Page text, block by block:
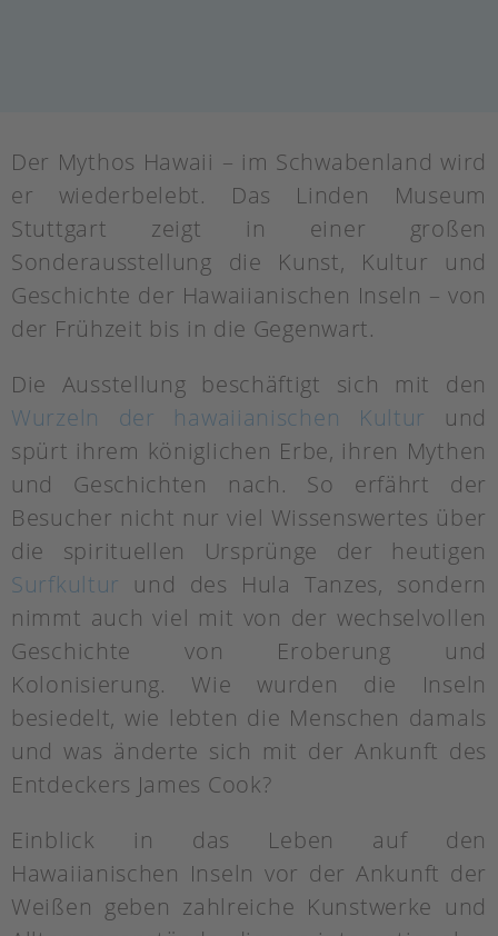
Der Mythos Hawaii – im Schwabenland wird
er wiederbelebt. Das Linden Museum
Stuttgart zeigt in einer großen
Sonderausstellung die Kunst, Kultur und
Geschichte der Hawaiianischen Inseln – von
der Frühzeit bis in die Gegenwart.
Die Ausstellung beschäftigt sich mit den
Wurzeln der hawaiianischen Kultur und
spürt ihrem königlichen Erbe, ihren Mythen
und Geschichten nach. So erfährt der
Besucher nicht nur viel Wissenswertes über
die spirituellen Ursprünge der heutigen
Surfkultur und des Hula Tanzes, sondern
nimmt auch viel mit von der wechselvollen
Geschichte von Eroberung und
Kolonisierung. Wie wurden die Inseln
besiedelt, wie lebten die Menschen damals
und was änderte sich mit der Ankunft des
Entdeckers James Cook?
Einblick in das Leben auf den
Hawaiianischen Inseln vor der Ankunft der
Weißen geben zahlreiche Kunstwerke und